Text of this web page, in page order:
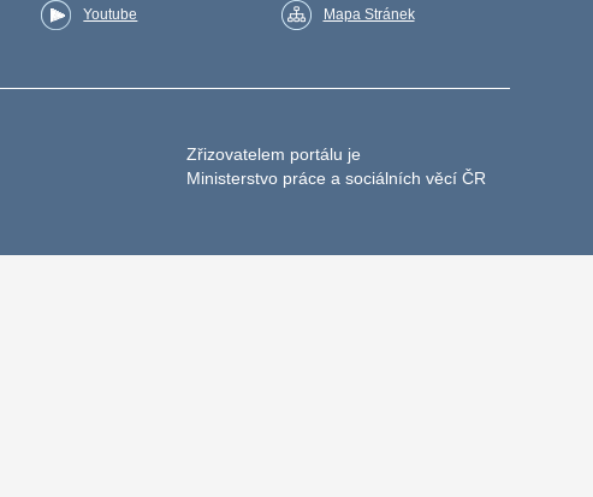
Youtube Mapa Stránek
Zřizovatelem portálu je
Ministerstvo práce a sociálních věcí ČR